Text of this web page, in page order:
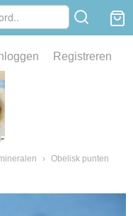
Registreren
› Obelisk punten